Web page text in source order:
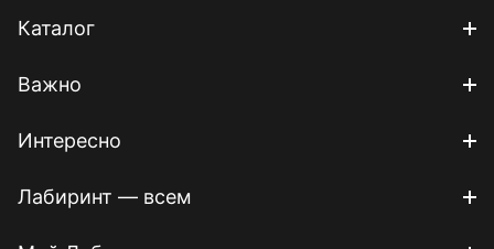
Каталог
Важно
Интересно
Лабиринт — всем